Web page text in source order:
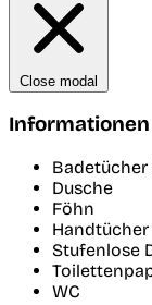
Close modal
Badetücher
Dusche
Föhn
Handtücher
Stufenlose
WC